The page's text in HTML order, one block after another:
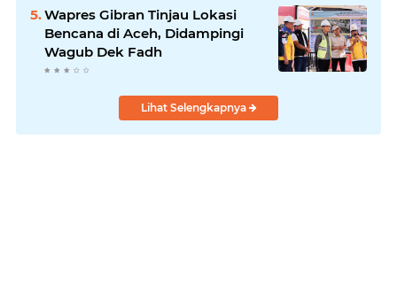
Wapres Gibran Tinjau Lokasi
Bencana di Aceh, Didampingi
Wagub Dek Fadh
Lihat Selengkapnya